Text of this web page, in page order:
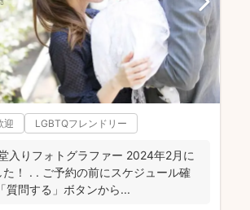
迎 LGBTQフレンドリー
入りフォトグラファー 2024年2月に
！ . . ご予約の前にスケジュール確
質問する」ボタンから...